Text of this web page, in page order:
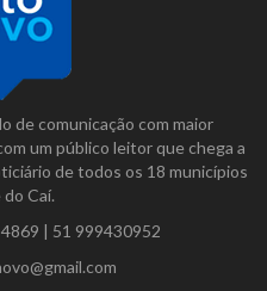
de comunicação com maior
um público leitor que chega a
de todos os 18 municípios
Caí.
| 51 999430952